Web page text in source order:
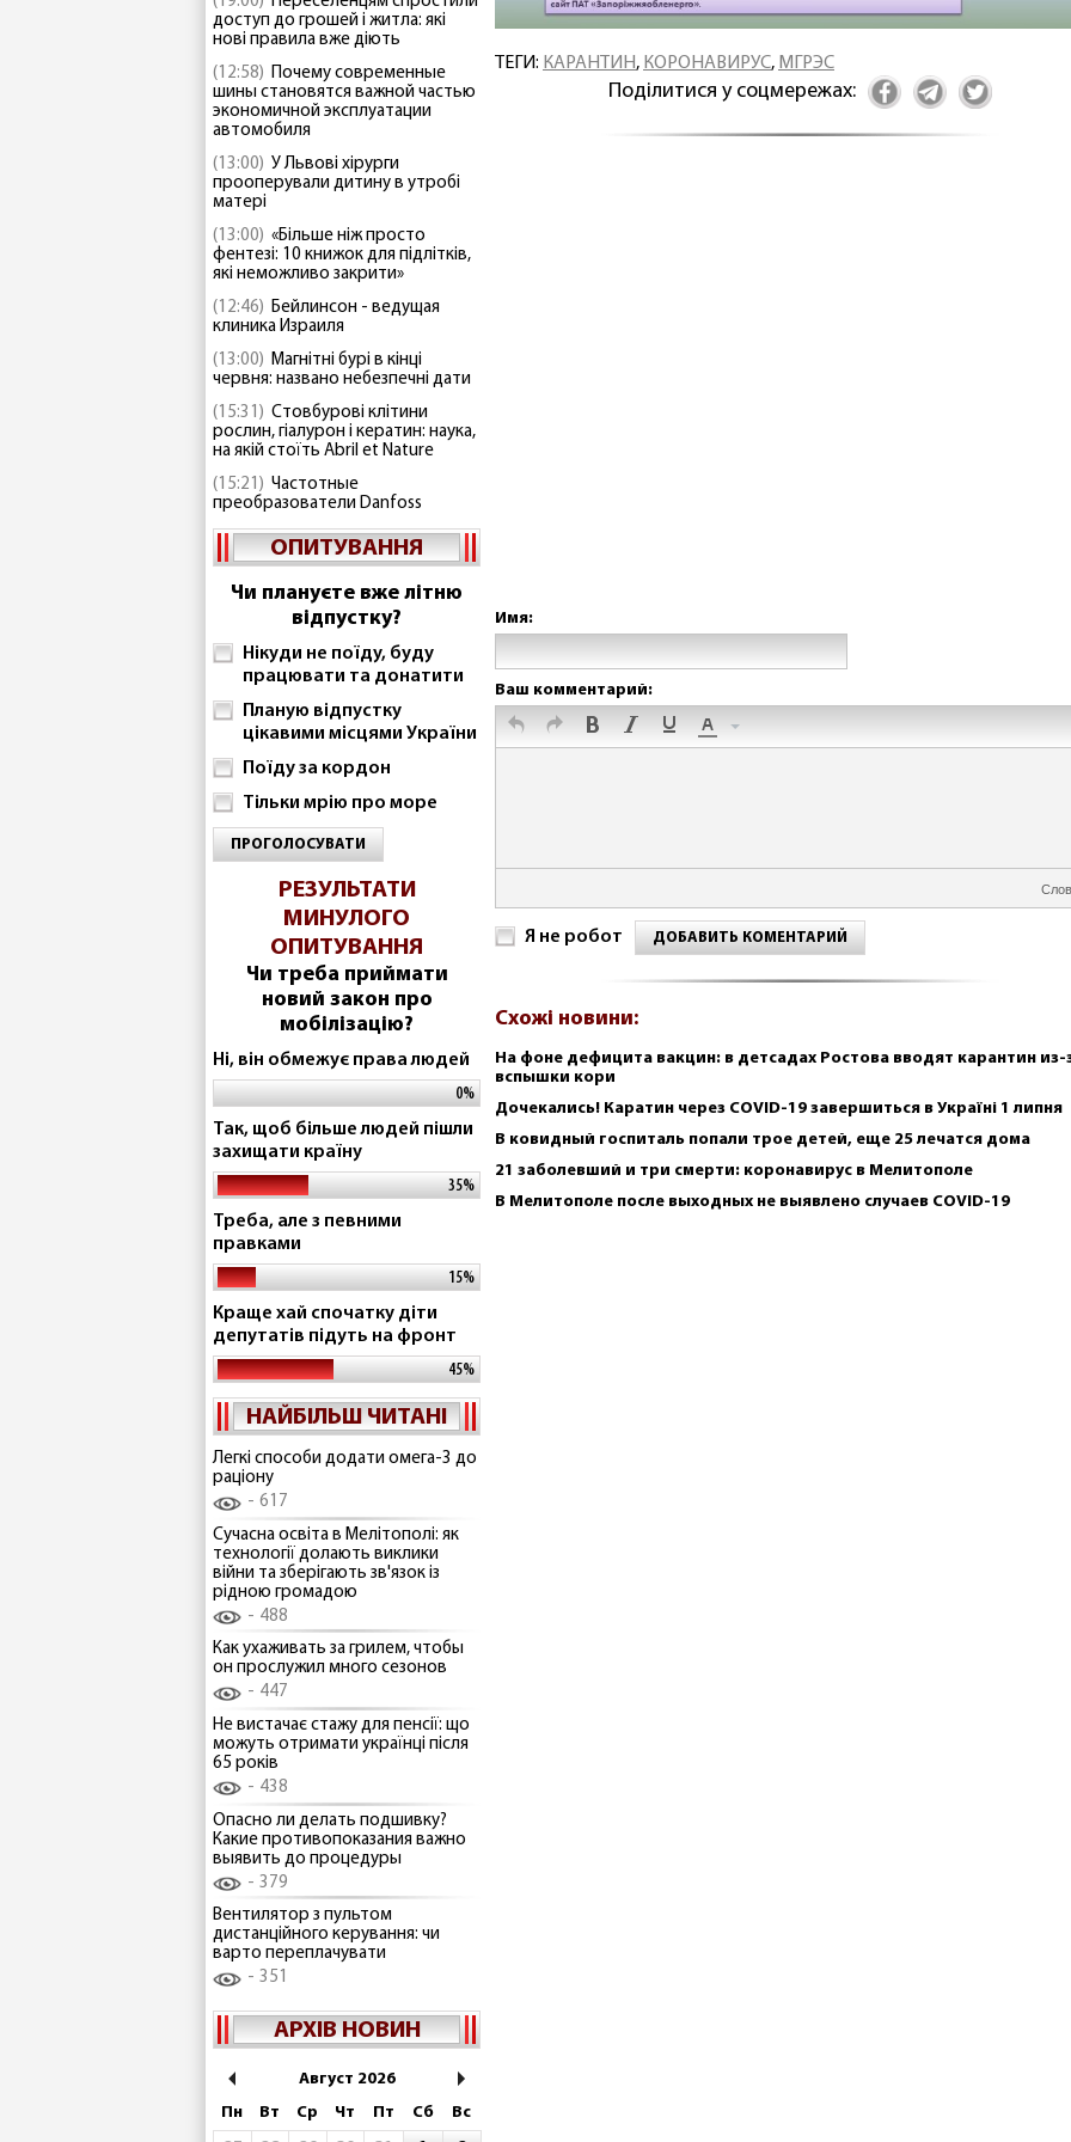
доступ до грошей і житла: які
нові правила вже діють
(12:58) Почему современные
шины становятся важной частью
экономичной эксплуатации
автомобиля
(13:00) У Львові хірурги
прооперували дитину в утробі
матері
(13:00) «Більше ніж просто
фентезі: 10 книжок для підлітків,
які неможливо закрити»
(12:46) Бейлинсон - ведущая
клиника Израиля
(13:00) Магнітні бурі в кінці
червня: названо небезпечні дати
(15:31) Стовбурові клітини
рослин, гіалурон і кератин: наука,
на якій стоїть Abril et Nature
(15:21) Частотные
преобразователи Danfoss
ОПИТУВАННЯ
Чи плануєте вже літню
відпустку?
Нікуди не поїду, буду
працювати та донатити
Планую відпустку
цікавими місцями України
Поїду за кордон
Тільки мрію про море
ПРОГОЛОСУВАТИ
РЕЗУЛЬТАТИ
МИНУЛОГО
ОПИТУВАННЯ
Чи треба приймати
новий закон про
мобілізацію?
Ні, він обмежує права людей
0%
Так, щоб більше людей пішли
захищати країну
35%
Треба, але з певними
правками
15%
Краще хай спочатку діти
депутатів підуть на фронт
45%
НАЙБІЛЬШ ЧИТАНІ
Легкі способи додати омега-3 до
раціону
617
Сучасна освіта в Мелітополі: як
технології долають виклики
війни та зберігають зв'язок із
рідною громадою
488
Как ухаживать за грилем, чтобы
он прослужил много сезонов
447
Не вистачає стажу для пенсії: що
можуть отримати українці після
65 років
438
Опасно ли делать подшивку?
Какие противопоказания важно
выявить до процедуры
379
Вентилятор з пультом
дистанційного керування: чи
варто переплачувати
351
АРХІВ НОВИН
Август 2026
Пн
Вт Ср Чт Пт Сб
Вс
ТЕГИ: КАРАНТИН, КОРОНАВИРУС, МГРЭС
Поділитися у соцмережах:
Имя:
Ваш комментарий:
Я не робот ДОБАВИТЬ КОМЕНТАРИЙ
Схожі новини:
На фоне дефицита вакцин: в детсадах Ростова вводят карантин из-
вспышки кори
Дочекались! Каратин через COVID-19 завершиться в Україні 1 липня
В ковидный госпиталь попали трое детей, еще 25 лечатся дома
21 заболевший и три смерти: коронавирус в Мелитополе
В Мелитополе после выходных не выявлено случаев COVID-19